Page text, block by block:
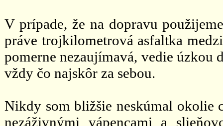
V prípade, že na dopravu
práve trojkilometrová asfaltka
pomerne nezaujímavá, vedie úzkou
vždy čo najskôr za sebou.
Nikdy som bližšie neskúmal okolie
nezáživnými vápencami a